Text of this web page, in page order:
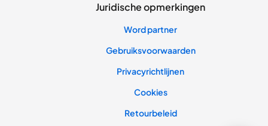
Juridische opmerkingen
Word partner
Gebruiksvoorwaarden
Privacyrichtlijnen
Cookies
Retourbeleid